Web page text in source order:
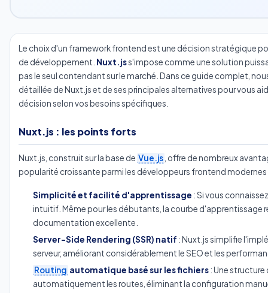
Le choix d'un framework frontend est une décision stratégique
de développement. Nuxt.jss'impose comme une solution
pas le seul contendant sur le marché. Dans ce guide complet,
détaillée de Nuxt.js et de ses principales alternatives pour vous
décision selon vos besoins spécifiques.
Nuxt.js : les points forts
Nuxt.js, construit sur la base de Vue.js , offre de nombreux
popularité croissante parmi les développeurs frontend modernes
Simplicité et facilité d'apprentissage : Si vous
intuitif. Même pour les débutants, la courbe d'apprentissage
documentation excellente.
Server-Side Rendering (SSR) natif : Nuxt.js simplifie
serveur, améliorant considérablement le SEO et les
Routing automatique basé sur les fichiers: Une
automatiquement les routes, éliminant la configuration